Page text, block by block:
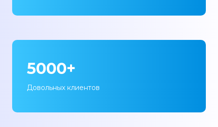
5000+
Довольных клиентов